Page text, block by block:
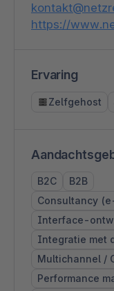
https://
Ervaring
Zelfgehost
B2C
B2B
Consultancy
Interface-
Integratie met
Multichannel /
Performance